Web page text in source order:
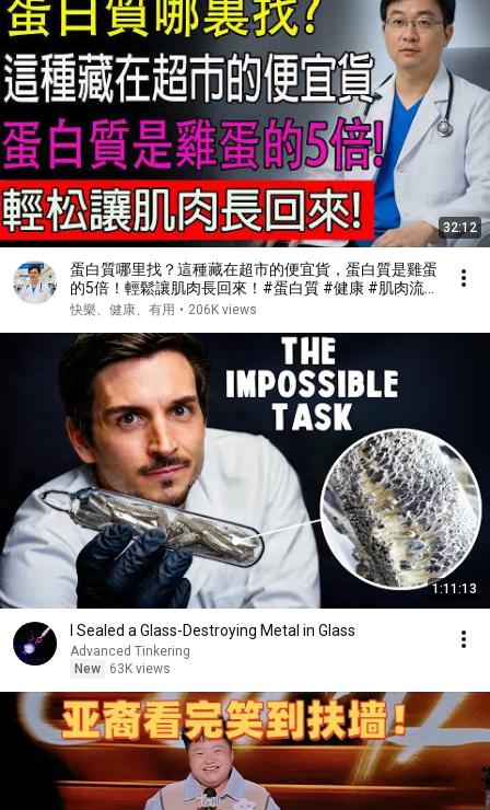
32:12
蛋白質哪里找？這種藏在超市的便宜貨，蛋白質是雞蛋
的5倍！輕鬆讓肌肉長回來！#蛋白質 #健康 #肌肉流
失 #肌少症
快樂、健康、有用 • 206K views
1:11:13
I Sealed a Glass-Destroying Metal in Glass
Advanced Tinkering
New
63K views